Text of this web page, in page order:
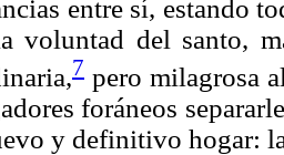
entre sí, estando
voluntad del santo,
7 pero milagrosa
foráneos
y definitivo hogar: